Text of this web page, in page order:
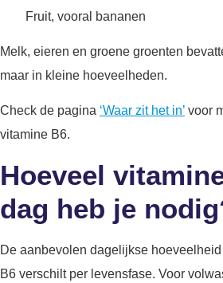
Fruit, vooral bananen
Melk, eieren en groene groenten
maar in kleine hoeveelheden.
Check de pagina ‘Waar zit het in’ voor
vitamine B6.
Hoeveel
dag heb je
De aanbevolen dagelijkse
B6 verschilt per levensfase. Voor